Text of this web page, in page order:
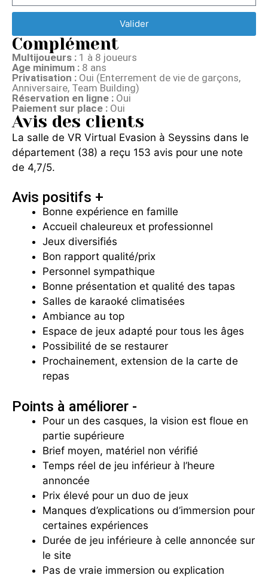
Valider
Complément
Multijoueurs : 1 à 8 joueurs
Age minimum : 8 ans
Privatisation : Oui (Enterrement de vie de garçons,
Anniversaire, Team Building)
Réservation en ligne : Oui
Paiement sur place : Oui
Avis des clients
La salle de VR Virtual Evasion à Seyssins dans le
département (38) a reçu 153 avis pour une note
de 4,7/5.
Avis positifs +
Bonne expérience en famille
Accueil chaleureux et professionnel
Jeux diversifiés
Bon rapport qualité/prix
Personnel sympathique
Bonne présentation et qualité des tapas
Salles de karaoké climatisées
Ambiance au top
Espace de jeux adapté pour tous les âges
Possibilité de se restaurer
Prochainement, extension de la carte de
repas
Points à améliorer -
Pour un des casques, la vision est floue en
partie supérieure
Brief moyen, matériel non vérifié
Temps réel de jeu inférieur à l’heure
annoncée
Prix élevé pour un duo de jeux
Manques d’explications ou d’immersion pour
certaines expériences
Durée de jeu inférieure à celle annoncée sur
le site
Pas de vraie immersion ou explication